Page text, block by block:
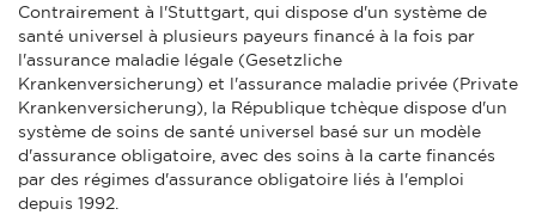
Contrairement à l'Stuttgart, qui dispose d'un système de
santé universel à plusieurs payeurs financé à la fois par
l'assurance maladie légale (Gesetzliche
Krankenversicherung) et l'assurance maladie privée (Private
Krankenversicherung), la République tchèque dispose d'un
système de soins de santé universel basé sur un modèle
d'assurance obligatoire, avec des soins à la carte financés
par des régimes d'assurance obligatoire liés à l'emploi
depuis 1992.